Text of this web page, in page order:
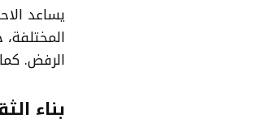
يساعد
الرفض. كما
بناء